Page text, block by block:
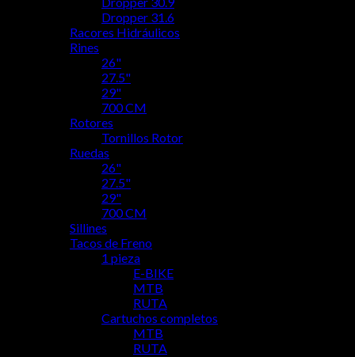
Dropper 31.6
Racores Hidráulicos
Rines
26"
27.5"
29"
700 CM
Rotores
Tornillos Rotor
Ruedas
26"
27.5"
29"
700 CM
Sillines
Tacos de Freno
1 pieza
E-BIKE
MTB
RUTA
Cartuchos completos
MTB
RUTA